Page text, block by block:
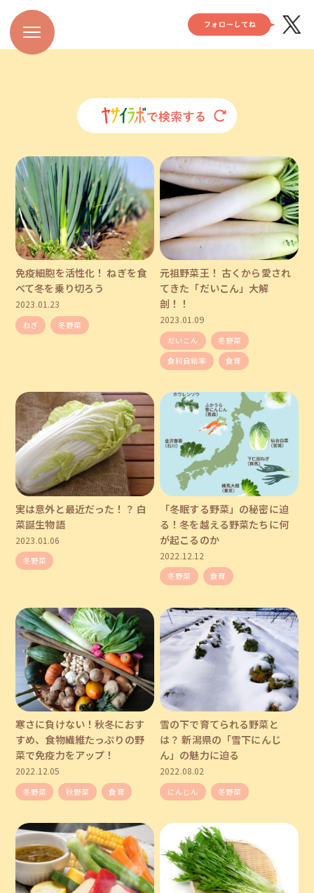
免疫細胞を活性化！ ねぎを食
べて冬を乗り切ろう
2023.01.23
ねぎ 冬野菜
元祖野菜王！ 古くから愛され
てきた「だいこん」大解
剖！！
2023.01.09
だいこん
冬野菜
食料自給率
食育
実は意外と最近だった！？ 白
菜誕生物語
2023.01.06
冬野菜
「冬眠する野菜」の秘密に迫
る！冬を越える野菜たちに何
が起こるのか
2022.12.12
冬野菜 食育
寒さに負けない！秋冬におす
すめ、食物繊維たっぷりの野
菜で免疫力をアップ！
2022.12.05
冬野菜 秋野菜 食育
雪の下で育てられる野菜と
は？ 新潟県の「雪下にんじ
ん」の魅力に迫る
2022.08.02
にんじん 冬野菜